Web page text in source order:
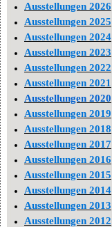
Ausstellungen 2026
Ausstellungen 2025
Ausstellungen 2024
Ausstellungen 2023
Ausstellungen 2022
Ausstellungen 2021
Ausstellungen 2020
Ausstellungen 2019
Ausstellungen 2018
Ausstellungen 2017
Ausstellungen 2016
Ausstellungen 2015
Ausstellungen 2014
Ausstellungen 2013
Ausstellungen 2012